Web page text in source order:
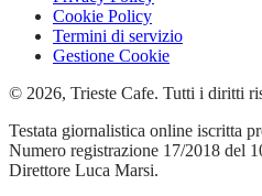
Cookie Policy
Termini di servizio
Gestione Cookie
© 2026, Trieste Cafe. Tutti i diritti
Testata giornalistica online iscritta
Numero registrazione 17/2018 del
Direttore Luca Marsi.